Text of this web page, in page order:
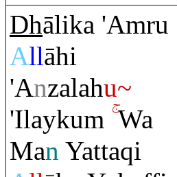
Dhālika 'Amru
Allāhi
'Anzalahu~
'Ilaykum Wa
Man Yattaqi